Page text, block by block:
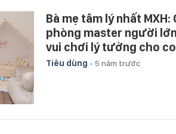
Bà mẹ tâm lý nhất
phòng master người
vui chơi lý tưởng cho
Tiêu dùng - 5 năm trước